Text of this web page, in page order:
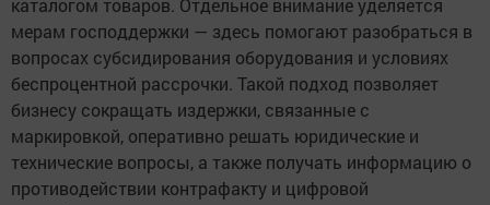
мерам господдержки — здесь помогают разобраться в
вопросах субсидирования оборудования и условиях
беспроцентной рассрочки. Такой подход позволяет
бизнесу сокращать издержки, связанные с
маркировкой, оперативно решать юридические и
технические вопросы, а также получать информацию о
противодействии контрафакту и цифровой